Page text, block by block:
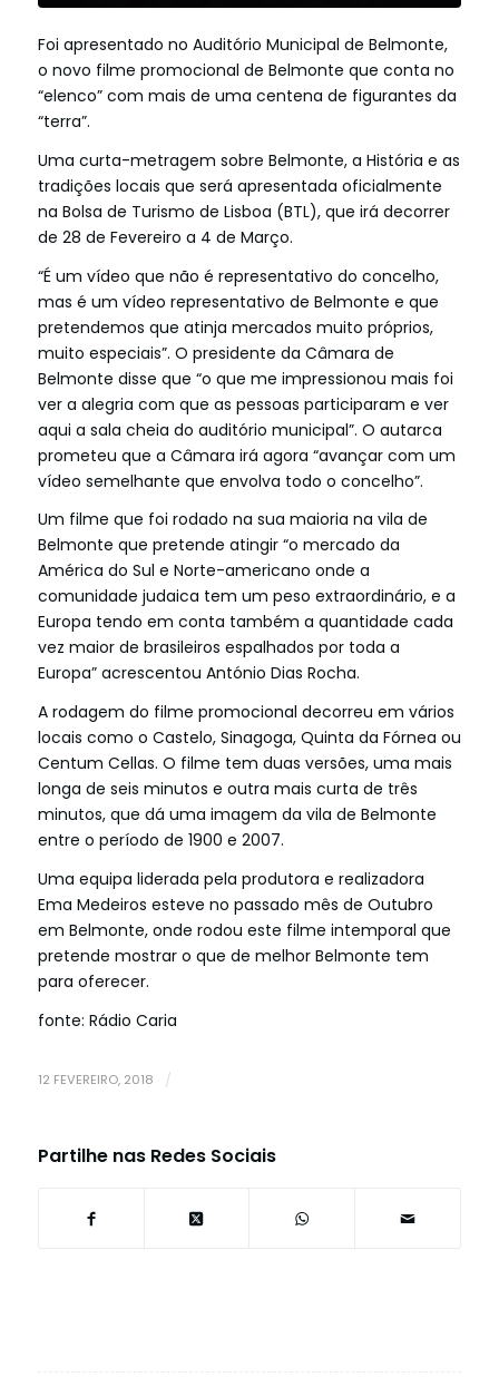
Foi apresentado no Auditório Municipal de Belmonte,
o novo filme promocional de Belmonte que conta no
“elenco” com mais de uma centena de figurantes da
“terra”.
Uma curta-metragem sobre Belmonte, a História e as
tradições locais que será apresentada oficialmente
na Bolsa de Turismo de Lisboa (BTL), que irá decorrer
de 28 de Fevereiro a 4 de Março.
“É um vídeo que não é representativo do concelho,
mas é um vídeo representativo de Belmonte e que
pretendemos que atinja mercados muito próprios,
muito especiais”. O presidente da Câmara de
Belmonte disse que “o que me impressionou mais foi
ver a alegria com que as pessoas participaram e ver
aqui a sala cheia do auditório municipal”. O autarca
prometeu que a Câmara irá agora “avançar com um
vídeo semelhante que envolva todo o concelho”.
Um filme que foi rodado na sua maioria na vila de
Belmonte que pretende atingir “o mercado da
América do Sul e Norte-americano onde a
comunidade judaica tem um peso extraordinário, e a
Europa tendo em conta também a quantidade cada
vez maior de brasileiros espalhados por toda a
Europa” acrescentou António Dias Rocha.
A rodagem do filme promocional decorreu em vários
locais como o Castelo, Sinagoga, Quinta da Fórnea ou
Centum Cellas. O filme tem duas versões, uma mais
longa de seis minutos e outra mais curta de três
minutos, que dá uma imagem da vila de Belmonte
entre o período de 1900 e 2007.
Uma equipa liderada pela produtora e realizadora
Ema Medeiros esteve no passado mês de Outubro
em Belmonte, onde rodou este filme intemporal que
pretende mostrar o que de melhor Belmonte tem
para oferecer.
fonte: Rádio Caria
12 FEVEREIRO, 2018 /
Partilhe nas Redes Sociais